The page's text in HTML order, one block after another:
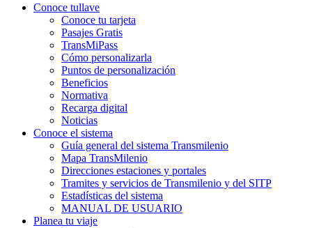
Conoce tullave
Conoce tu tarjeta
Pasajes Gratis
TransMiPass
Cómo personalizarla
Puntos de personalización
Beneficios
Normativa
Recarga digital
Noticias
Conoce el sistema
Guía general del sistema Transmilenio
Mapa TransMilenio
Direcciones estaciones y portales
Tramites y servicios de Transmilenio y del SITP
Estadísticas del sistema
MANUAL DE USUARIO
Planea tu viaje